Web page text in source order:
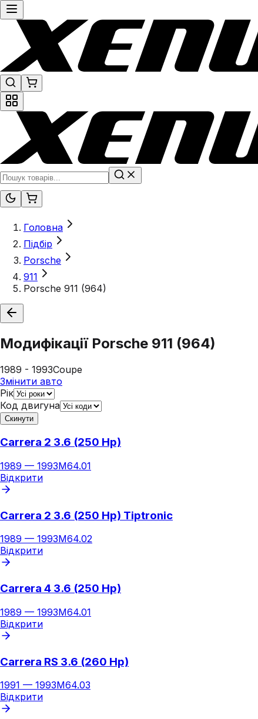
Головна
Підбір
Porsche
911
Porsche 911 (964)
Модифікації Porsche 911 (964)
1989 - 1993Coupe
Змінити авто
Рік
Код двигуна
Скинути
Carrera 2 3.6 (250 Hp)
1989 — 1993M64.01
Відкрити
Carrera 2 3.6 (250 Hp) Tiptronic
1989 — 1993M64.02
Відкрити
Carrera 4 3.6 (250 Hp)
1989 — 1993M64.01
Відкрити
Carrera RS 3.6 (260 Hp)
1991 — 1993M64.03
Відкрити